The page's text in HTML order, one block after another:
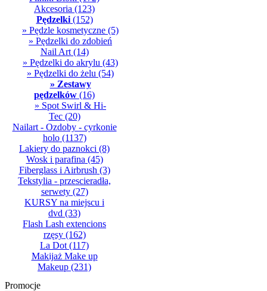
Akcesoria (123)
Pędzelki(152)
» Pędzle kosmetyczne (5)
» Pędzelki do zdobień
Nail Art(14)
» Pędzelki do akrylu (43)
» Pędzelki do żelu (54)
» Zestawy
pędzelków (16)
» Spot Swirl & Hi-
Tec(20)
Nailart - Ozdoby - cyrkonie
holo(1137)
Lakiery do paznokci (8)
Wosk i parafina (45)
Fiberglass i Airbrush (3)
Tekstylia - przescieradła,
serwety(27)
KURSY na miejscu i
dvd (33)
Flash Lash extencions
rzęsy(162)
La Dot (117)
Makijaż Make up
Makeup (231)
Promocje